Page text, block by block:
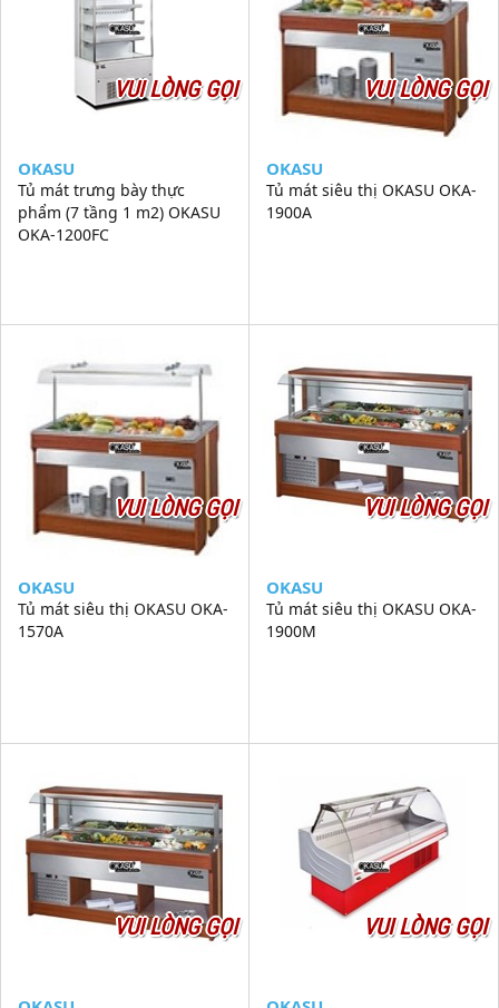
VUI LÒNG GỌI
OKASU
Tủ mát trưng bày thực
phẩm (7 tầng 1 m2) OKASU
OKA-1200FC
VUI LÒNG GỌI
OKASU
Tủ mát siêu thị OKASU OKA-
1900A
VUI LÒNG GỌI
OKASU
Tủ mát siêu thị OKASU OKA-
1570A
VUI LÒNG GỌI
OKASU
Tủ mát siêu thị OKASU OKA-
1900M
VUI LÒNG GỌI VUI LÒNG GỌI